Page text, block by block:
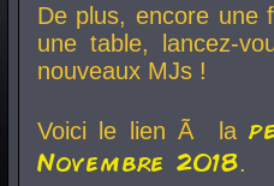
De plus, encore une
une table, lancez-
nouveaux MJs !
Voici le lien Ã la
Novembre 2018.